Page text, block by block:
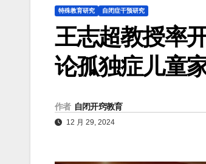
特殊教育研究 自闭症干预研究
王志超教授率
论孤独症儿童
作者 自闭开窍教育
12 月 29, 2024